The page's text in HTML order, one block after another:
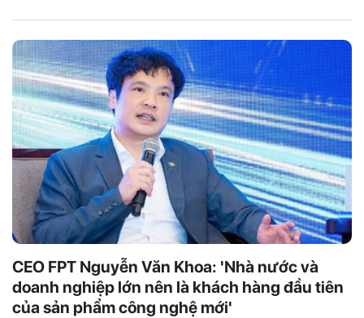
CEO FPT Nguyễn Văn Khoa: 'Nhà nước và
doanh nghiệp lớn nên là khách hàng đầu tiên
của sản phẩm công nghệ mới'